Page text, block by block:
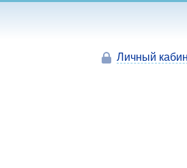
Личный